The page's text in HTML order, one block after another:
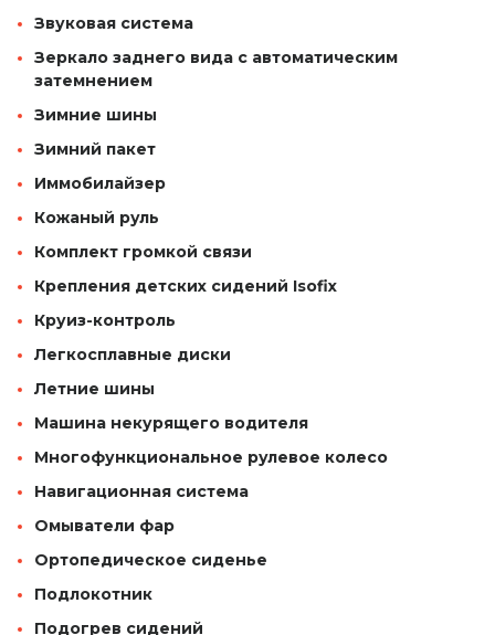
Звуковая система
Зеркало заднего вида с автоматическим
затемнением
Зимние шины
Зимний пакет
Иммобилайзер
Кожаный руль
Комплект громкой связи
Крепления детских сидений Isofix
Круиз-контроль
Легкосплавные диски
Летние шины
Машина некурящего водителя
Многофункциональное рулевое колесо
Навигационная система
Омыватели фар
Ортопедическое сиденье
Подлокотник
Подогрев сидений